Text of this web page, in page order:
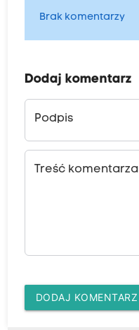
Brak komentarzy
Dodaj komentarz
Podpis
Treść komentarza
DODAJ KOMENTARZ